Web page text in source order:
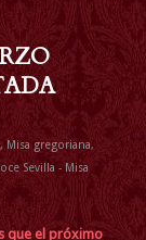
, Misa gregoriana,
Sevilla - Misa
que el próximo